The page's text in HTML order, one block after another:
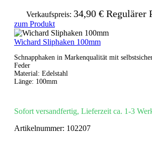
Verkaufspreis: 34,90 € Regulärer
zum Produkt
Wichard Sliphaken 100mm
Schnapphaken in Markenqualität mit
Feder
Material: Edelstahl
Länge: 100mm
Sofort versandfertig, Lieferzeit ca. 1-3
Artikelnummer: 102207